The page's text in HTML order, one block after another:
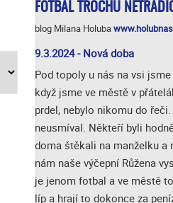
FOTBAL TROCHU
blog Milana Holuba
9.3.2024 - Nová doba
Pod topoly u nás na vsi
když jsme ve městě v
prdel, nebylo nikomu do
neusmíval. Někteří byli
doma štěkali na manželku a
nám naše výčepní Růžena
je jenom fotbal a ve městě
líp a hrají to dokonce za